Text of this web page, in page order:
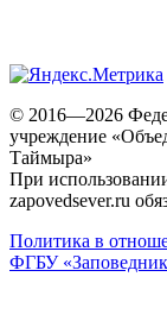
© 2016—2026
учреждение
Таймыра»
При
zapovedsever.ru
Политика в
ФГБУ